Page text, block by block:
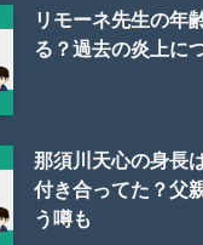
リモーネ先生の年
る？過去の炎上に
那須川天心の身長
付き合ってた？父
う噂も